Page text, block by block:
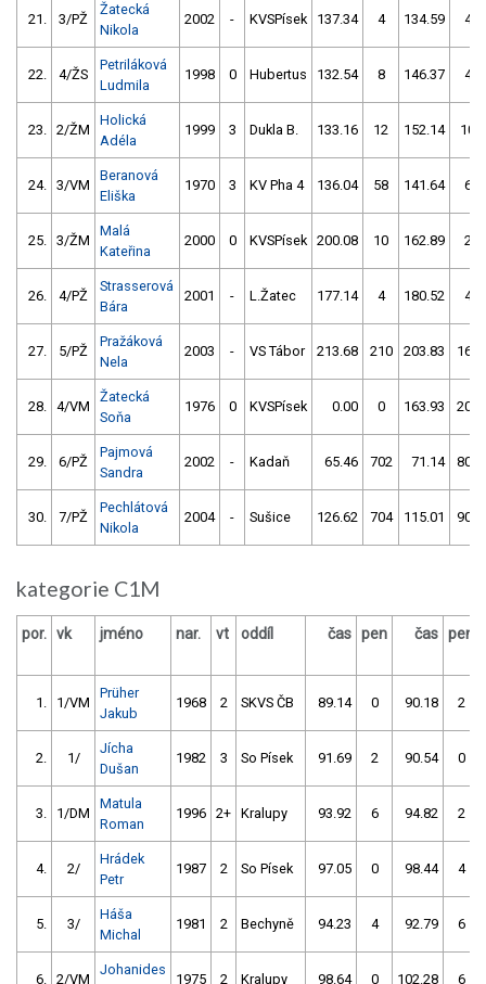
21. 3/PŽ
Žatecká
Nikola
2002 - KVSPísek 137.34 4 134.59 4
22. 4/ŽS
Petriláková
Ludmila
1998 0 Hubertus 132.54 8 146.37 4
23. 2/ŽM
Holická
Adéla
1999 3 Dukla B. 133.16 12 152.14 10
24. 3/VM
Beranová
Eliška
1970 3 KV Pha 4 136.04 58 141.64 6
25. 3/ŽM
Malá
Kateřina
2000 0 KVSPísek 200.08 10 162.89 2
26. 4/PŽ
Strasserová
Bára
2001 - L.Žatec 177.14 4 180.52 4
27. 5/PŽ
Pražáková
Nela
2003 - VS Tábor 213.68 210 203.83 160
28. 4/VM
Žatecká
Soňa
1976 0 KVSPísek 0.00 0 163.93 206
29. 6/PŽ
Pajmová
Sandra
2002 - Kadaň 65.46 702 71.14 802
30. 7/PŽ
Pechlátová
Nikola
2004 - Sušice 126.62 704 115.01 900
kategorie C1M
por. vk jméno nar. vt oddíl čas pen čas pen
1. 1/VM
Prüher
Jakub
1968 2 SKVS ČB 89.14 0 90.18 2
2. 1/
Jícha
Dušan
1982 3 So Písek 91.69 2 90.54 0
3. 1/DM
Matula
Roman
1996 2+ Kralupy 93.92 6 94.82 2
4. 2/
Hrádek
Petr
1987 2 So Písek 97.05 0 98.44 4
5. 3/
Háša
Michal
1981 2 Bechyně 94.23 4 92.79 6
6. 2/VM
Johanides
1975 2 Kralupy 98.64 0 102.28 6